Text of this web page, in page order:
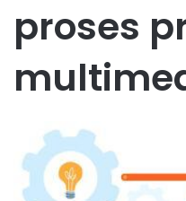
proses